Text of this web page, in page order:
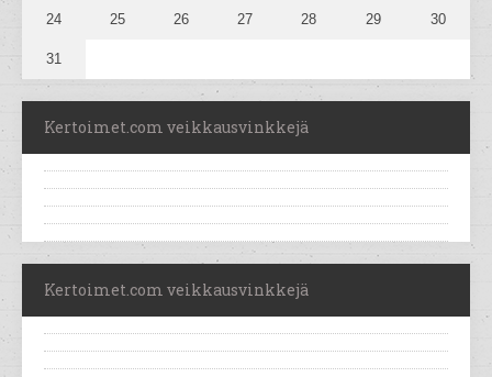
24 25 26 27 28 29 30
31
Kertoimet.com veikkausvinkkejä
Kertoimet.com veikkausvinkkejä